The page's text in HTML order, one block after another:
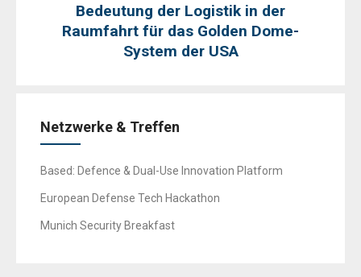
Bedeutung der Logistik in der
Raumfahrt für das Golden Dome-
System der USA
Netzwerke & Treffen
Based: Defence & Dual-Use Innovation Platform
European Defense Tech Hackathon
Munich Security Breakfast